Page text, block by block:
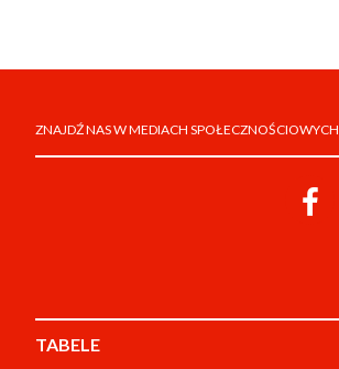
ZNAJDŹ NAS W MEDIACH SPOŁECZNOŚCIOWYCH
TABELE